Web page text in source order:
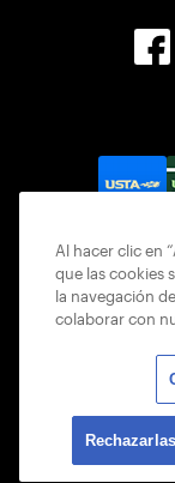
© 2026
Al hacer clic en
que las cookies
la navegación
colaborar con